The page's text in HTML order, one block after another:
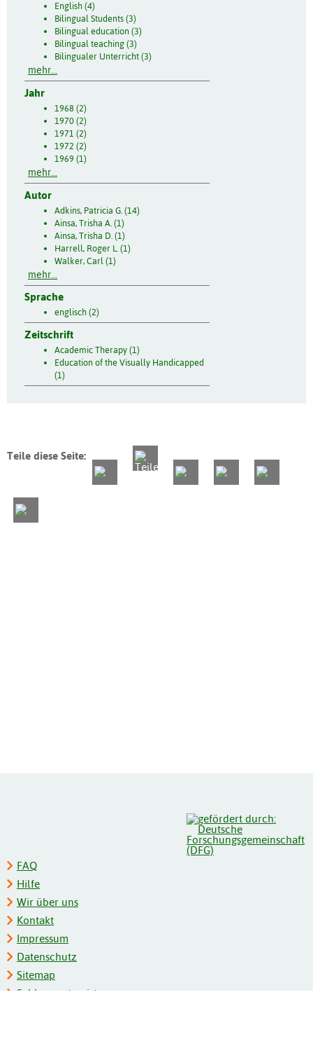
English (4)
Bilingual Students (3)
Bilingual education (3)
Bilingual teaching (3)
Bilingualer Unterricht (3)
mehr...
Jahr
1968 (2)
1970 (2)
1971 (2)
1972 (2)
1969 (1)
mehr...
Autor
Adkins, Patricia G. (14)
Ainsa, Trisha A. (1)
Ainsa, Trisha D. (1)
Harrell, Roger L. (1)
Walker, Carl (1)
mehr...
Sprache
englisch (2)
Zeitschrift
Academic Therapy (1)
Education of the Visually Handicapped
(1)
Teile diese Seite:
FAQ
Hilfe
Wir über uns
Kontakt
Impressum
Datenschutz
Sitemap
Schlagwortregister